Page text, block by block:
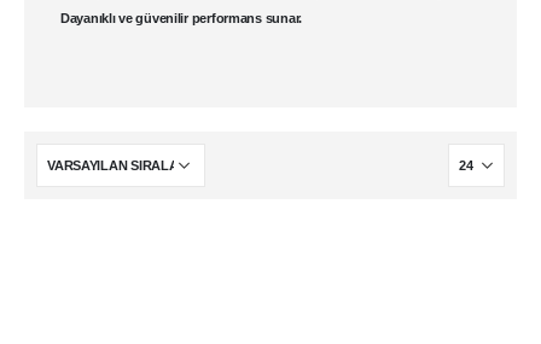
Dayanıklı ve güvenilir performans sunar.